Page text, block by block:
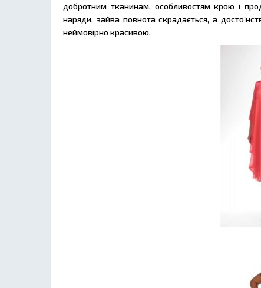
добротним тканинам, особливостям крою і
наряди, зайва повнота скрадається, а
неймовірно красивою.